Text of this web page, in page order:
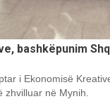
bashkëpunim
i Ekonomisë
zhvilluar në Mynih.